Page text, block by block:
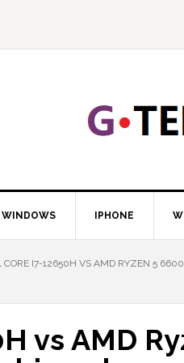
WINDOWS IPHONE
I7-12650H VS AMD RYZEN 5
vs AMD